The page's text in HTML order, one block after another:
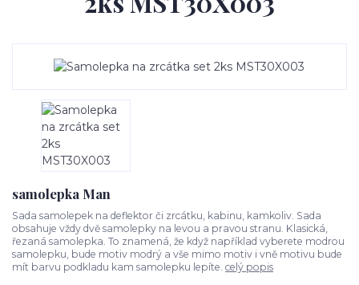
samolepka Man
Sada samolepek na deflektor či zrcátku, kabinu, kamkoliv. Sada
obsahuje vždy dvě samolepky na levou a pravou stranu. Klasická,
řezaná samolepka. To znamená, že když například vyberete modrou
samolepku, bude motiv modrý a vše mimo motiv i vně motivu bude
mít barvu podkladu kam samolepku lepíte. celý popis